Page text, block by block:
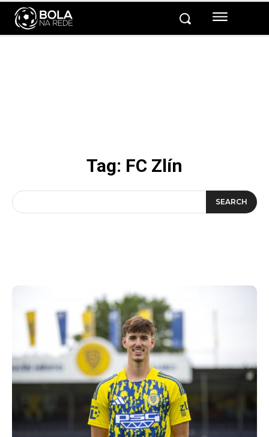
Tag: FC Zlín
SEARCH